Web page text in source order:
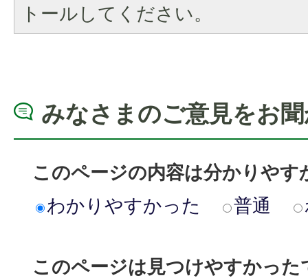
トールしてください。
みなさまのご意見をお
このページの内容は分かりやす
わかりやすかった
普通
このページは見つけやすかった